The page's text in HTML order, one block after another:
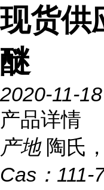
现货供
醚
2020-11-18
产品详情
产地 陶氏
Cas： 111-